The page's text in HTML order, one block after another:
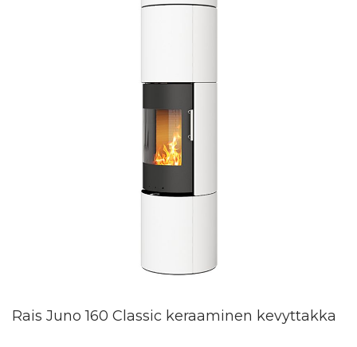
Rais Juno 160 Classic keraaminen kevyttakka